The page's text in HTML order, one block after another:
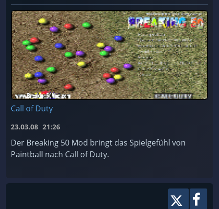
Call of Duty
23.03.08 21:26
Der Breaking 50 Mod bringt das Spielgefühl von
Paintball nach Call of Duty.